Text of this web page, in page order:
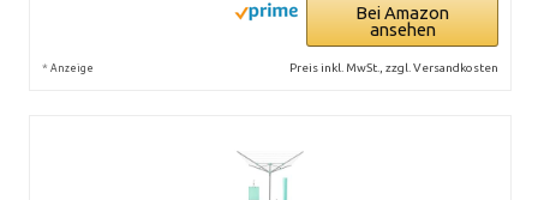
Bei Amazon
ansehen
* Anzeige Preis inkl. MwSt., zzgl. Versandkosten